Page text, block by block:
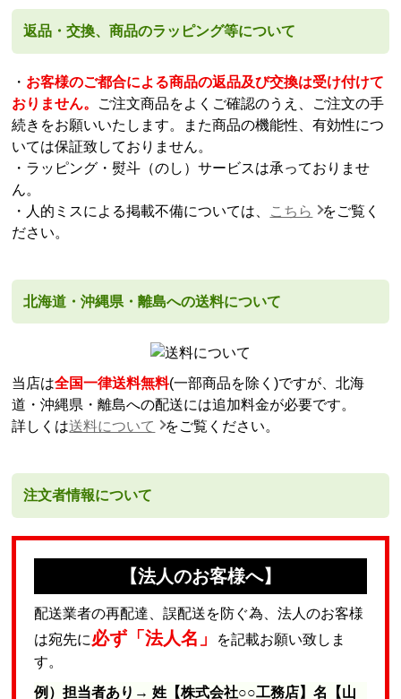
返品・交換、商品のラッピング等について
・ お客様のご都合による商品の返品及び交換は受け付けて
おりません。 ご注文商品をよくご確認のうえ、ご注文の手
続きをお願いいたします。また商品の機能性、有効性につ
いては保証致しておりません。
・ラッピング・熨斗（のし）サービスは承っておりませ
ん。
・人的ミスによる掲載不備については、 こちら
をご覧く
ださい。
北海道・沖縄県・離島への送料について
当店は全国一律送料無料(一部商品を除く)ですが、北海
道・沖縄県・離島への配送には追加料金が必要です。
詳しくは送料について をご覧ください。
注文者情報について
【法人のお客様へ】
配送業者の再配達、誤配送を防ぐ為、法人のお客様
は宛先に必ず「法人名」
を記載お願い致しま
す。
例）担当者あり→ 姓【株式会社○○工務店】名【山